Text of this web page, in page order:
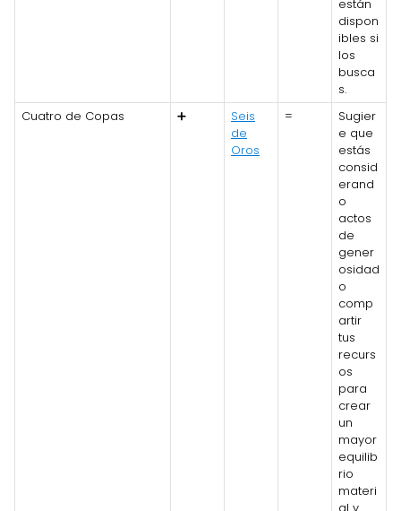
están
dispon
ibles si
los
busca
s.
Cuatro de Copas
➕
Seis
de
Oros
=
Sugier
e que
estás
consid
erand
o
actos
de
gener
osidad
o
comp
artir
tus
recurs
os
para
crear
un
mayor
equilib
rio
materi